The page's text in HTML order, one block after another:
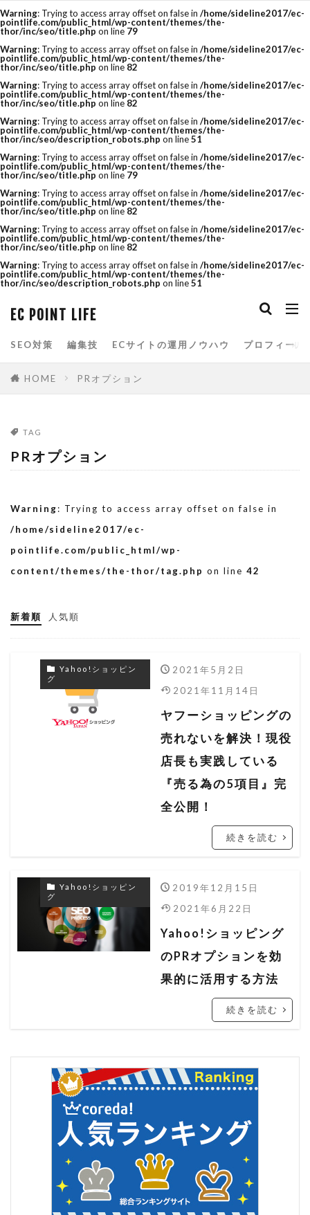
Warning: Trying to access array offset on false in /home/sideline2017/ec-
pointlife.com/public_html/wp-content/themes/the-
thor/inc/seo/title.php on line 79
Warning: Trying to access array offset on false in /home/sideline2017/ec-
pointlife.com/public_html/wp-content/themes/the-
thor/inc/seo/title.php on line 82
Warning: Trying to access array offset on false in /home/sideline2017/ec-
pointlife.com/public_html/wp-content/themes/the-
thor/inc/seo/title.php on line 82
Warning: Trying to access array offset on false in /home/sideline2017/ec-
pointlife.com/public_html/wp-content/themes/the-
thor/inc/seo/description_robots.php on line51
Warning: Trying to access array offset on false in /home/sideline2017/ec-
pointlife.com/public_html/wp-content/themes/the-
thor/inc/seo/title.php on line 79
Warning: Trying to access array offset on false in /home/sideline2017/ec-
pointlife.com/public_html/wp-content/themes/the-
thor/inc/seo/title.php on line 82
Warning: Trying to access array offset on false in /home/sideline2017/ec-
pointlife.com/public_html/wp-content/themes/the-
thor/inc/seo/title.php on line 82
Warning: Trying to access array offset on false in /home/sideline2017/ec-
pointlife.com/public_html/wp-content/themes/the-
thor/inc/seo/description_robots.php on line51
EC POINT LIFE
SEO対策 編集技 ECサイトの運用ノウハウ プロフィール
HOME PRオプション
TAG
PRオプション
Warning: Trying to access array offset on false in
/home/sideline2017/ec-
pointlife.com/public_html/wp-
content/themes/the-thor/tag.php on line 42
新着順 人気順
Yahoo!ショッピン
グ
2021年5月2日
2021年11月14日
ヤフーショッピングの
売れないを解決！現役
店長も実践している
『売る為の5項目』完
全公開！
続きを読む
Yahoo!ショッピン
グ
2019年12月15日
2021年6月22日
Yahoo!ショッピング
のPRオプションを効
果的に活用する方法
続きを読む
タグ
amazon
css csv CSV 一括 csvファイル
cvr改善 E-コマース EC ECサイト
FTP google
Minifier paypay祭り PRオプション
QUERY関数 R-Karte RaCoupon
rakuten rakuten 検索
seo キーワード SEO チェック
Yahoo!ストアクリエイターpro
お買い物マラソン
サービスクーポン参加
スマホ スマートフォン
スーパーSALEサーチ
タイムセール データベース
データ解析 トップページ ネット通販
ヤフーショッピング
ヤフーショッピング 売れるコツ
ヤフーショッピング 売上
ヤフーショッピング 売上アップ
レスポンシブ ワンタリフ
分析ツール
売上分析
料率
検索流入
楽天 seo アルゴリズム
楽天 seo対策 2021 楽天 アルゴリズム
楽天 ショップ 解説
楽天 検索ボリューム
楽天seo alt
楽天seo アルゴリズム 2021
楽天seo ツール
楽天SEO対策 楽天クーポン 楽天サーチ
楽天サーチ seo 楽天スーパーセール
楽天ユニオン 楽天市場
楽天検索キーワード 楽天検索順位チェック